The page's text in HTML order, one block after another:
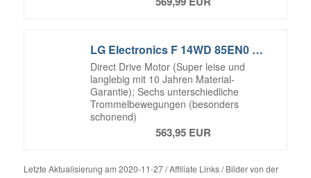
LG Electronics F 14WD 85EN0 Waschtrockner / A / 1078 kWh/Jahr / 1400 UpM / 8 Kg / 11200 liter/jahr / Digitaldisplay mit Restzeitanzeige
Direct Drive Motor (Super leise und
langlebig mit 10 Jahren Material-
Garantie); Sechs unterschiedliche
Trommelbewegungen (besonders
schonend)
563,95 EUR
Letzte Aktualisierung am 2020-11-27 / Affiliate Links / Bilder von der